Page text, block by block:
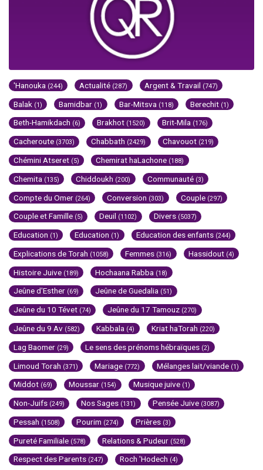
'Hanouka (244) Actualité (287) Argent & Travail (747)
Balak (1) Bamidbar (1) Bar-Mitsva (118) Berechit (1)
Beth-Hamikdach (6) Brakhot (1520) Brit-Mila (176)
Cacheroute (3703) Chabbath (2429) Chavouot (219)
Chémini Atseret (5) Chemirat haLachone (188)
Chemita (135) Chiddoukh (200) Communauté (3)
Compte du Omer (264) Conversion (303) Couple (297)
Couple et Famille (5) Deuil (1102) Divers (5037)
Education (1) Education (1) Education des enfants (244)
Explications de Torah (1058) Femmes (316) Hassidout (4)
Histoire Juive (189) Hochaana Rabba (18)
Jeûne d'Esther (69) Jeûne de Guedalia (51)
Jeûne du 10 Tévet (74) Jeûne du 17 Tamouz (270)
Jeûne du 9 Av (582) Kabbala (4) Kriat haTorah (220)
Lag Baomer (29) Le sens des prénoms hébraïques (2)
Limoud Torah (371) Mariage (772) Mélanges lait/viande (1)
Middot (69) Moussar (154) Musique juive (1)
Non-Juifs (249) Nos Sages (131) Pensée Juive (3087)
Pessah (1508) Pourim (274) Prières (3)
Pureté Familiale (578) Relations & Pudeur (528)
Respect des Parents (247) Roch 'Hodech (4)